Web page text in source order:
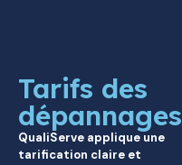
Tarifs des
dépannages
QualiServe applique une
tarification claire et